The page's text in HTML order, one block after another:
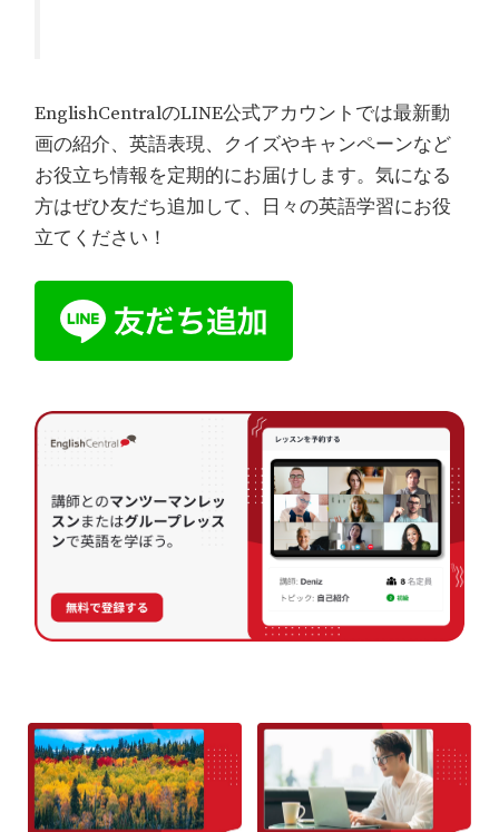
EnglishCentralのLINE公式アカウントでは最新動
画の紹介、英語表現、クイズやキャンペーンなど
お役立ち情報を定期的にお届けします。気になる
方はぜひ友だち追加して、日々の英語学習にお役
立てください！